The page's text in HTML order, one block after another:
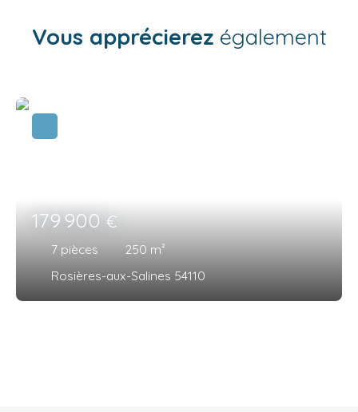
Vous apprécierez également
179 900€
7 pièces 250 m²
Rosières-aux-Salines 54110